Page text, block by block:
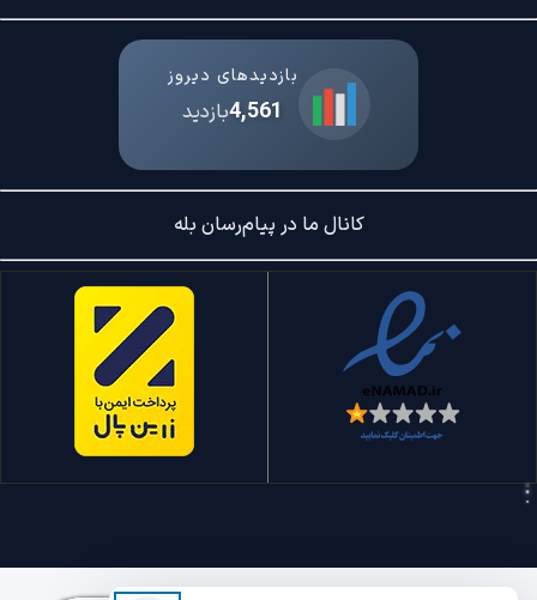
بازدیدهای دیروز
4,561بازدید
کانال ما در پیام‌رسان بله